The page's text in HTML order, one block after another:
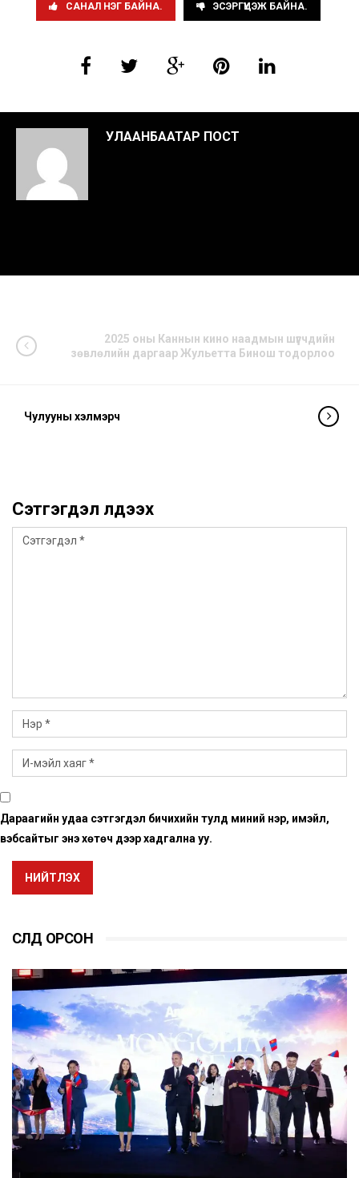
САНАЛ НЭГ БАЙНА. ЭСЭРГҮҮЦЭЖ БАЙНА.
УЛААНБААТАР ПОСТ
2025 оны Каннын кино наадмын шүүгчдийн
зөвлөлийн даргаар Жульетта Бинош тодорлоо
Чулууны хэлмэрч
Сэтгэгдэл үлдээх
Дараагийн удаа сэтгэгдэл бичихийн тулд миний нэр, имэйл,
вэбсайтыг энэ хөтөч дээр хадгална уу.
НИЙТЛЭХ
СҮҮЛД ОРСОН